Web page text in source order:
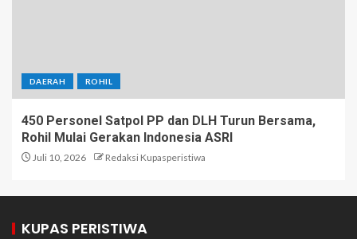
DAERAH ROHIL
450 Personel Satpol PP dan DLH Turun Bersama,
Rohil Mulai Gerakan Indonesia ASRI
Juli 10, 2026 Redaksi Kupasperistiwa
KUPAS PERISTIWA